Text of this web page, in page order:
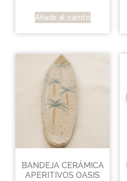
Añadir al carrito
BANDEJA CERÁMICA
APERITIVOS OASIS